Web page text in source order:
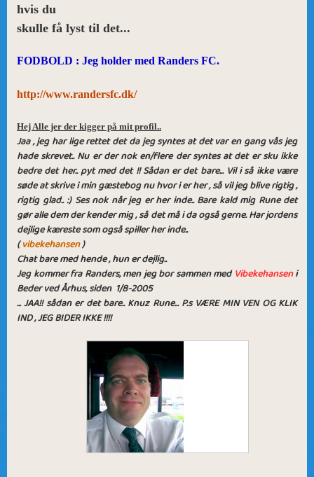
hvis du
skulle få lyst til det...
FODBOLD : Jeg holder med Randers FC.
http://www.randersfc.dk/
Hej Alle jer der kigger på mit profil..
Jaa , jeg har lige rettet det da jeg syntes at det var en gang vås jeg
hade skrevet.. Nu er der nok en/flere der syntes at det er sku ikke
bedre det her.. pyt med det !! Sådan er det bare... Vil i så ikke være
søde at skrive i min gæstebog nu hvor i er her , så vil jeg blive rigtig ,
rigtig glad.. :) Ses nok når jeg er her inde.. Bare kald mig Rune det
gør alle dem der kender mig , så det må i da også gerne. Har jordens
dejlige kæreste som også spiller her inde..
(vibekehansen)
Chat bare med hende , hun er dejlig..
Jeg kommer fra Randers, men jeg bor sammen medVibekehanseni
Beder ved Århus, siden 1/8-2005
... JAA!! sådan er det bare.. Knuz Rune... P.s VÆRE MIN VEN OG KLIK
IND , JEG BIDER IKKE !!!!